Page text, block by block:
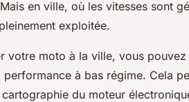
en ville, où les vitesses sont
exploitée.
votre moto à la ville, vous
performance à bas régime. Cela
du moteur